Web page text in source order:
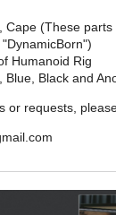
Cape (These
Humanoid Rig
Black and
or requests,